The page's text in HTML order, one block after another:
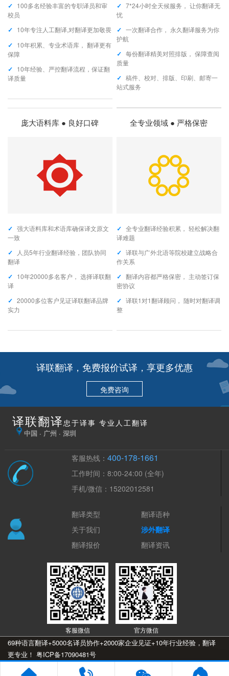
✓ 100多名经验丰富的专职译员和审
校员
✓ 10年专注人工翻译,对翻译更加敬畏
✓ 10年积累、专业术语库， 翻译更有
保障
✓ 10年经验、严控翻译流程，保证翻
译质量
✓ 7*24小时全天候服务， 让你翻译无
忧
✓ 一次翻译合作， 永久翻译服务为你
护航
✓ 每份翻译精美对照排版， 保障查阅
质量
✓ 稿件、校对、排版、印刷、邮寄一
站式服务
庞大语料库 ● 良好口碑
✓ 强大语料库和术语库确保译文原文
一致
✓
人员5年行业翻译经验，团队协同
翻译
✓ 10年20000多名客户， 选择译联翻
译
✓ 20000多位客户见证译联翻译品牌
实力
全专业领域 ● 严格保密
✓ 全专业翻译经验积累， 轻松解决翻
译难题
✓ 译联与广外北语等院校建立战略合
作关系
✓ 翻译内容都严格保密， 主动签订保
密协议
✓ 译联1对1翻译顾问， 随时对翻译调
整
译联翻译，免费报价试译，享更多优惠
免费咨询
译联翻译 忠于译事 专业人工翻译
中国 · 广州 · 深圳
客服热线：400-178-1661
工作时间：8:00-24:00 (全年)
手机/微信：15202012581
翻译类型
翻译语种
关于我们
涉外翻译
翻译报价
翻译资讯
客服微信 官方微信
69种语言翻译+5000名译员协作+2000家企业见证+10年行业经验，翻译
更专业！ 粤ICP备17090481号